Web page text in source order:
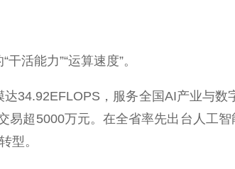
活能力”“运算速度”。
，服务全国AI产业与数
易超5000万元。在全省率先出台人工
型。